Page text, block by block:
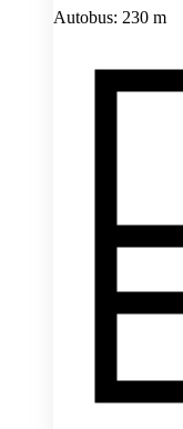
Autobus: 230 m